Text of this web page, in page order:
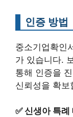
인증 방법
중소기업확인
가 있습니다.
통해 인증을
신뢰성을 확보
✅신생아 특례